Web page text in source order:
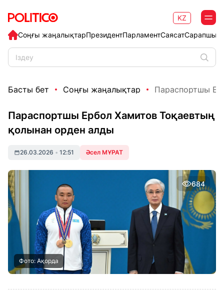
Соңғы жаңалықтарПрезидентПарламентСаясат
KZ
Басты бет Соңғы жаңалықтар Параспортшы
Параспортшы Ербол Хамитов Тоқаевтың
қолынан орден алды
26.03.2026 • 12:51 Әсел МҰРАТ
684
Фото: Ақорда